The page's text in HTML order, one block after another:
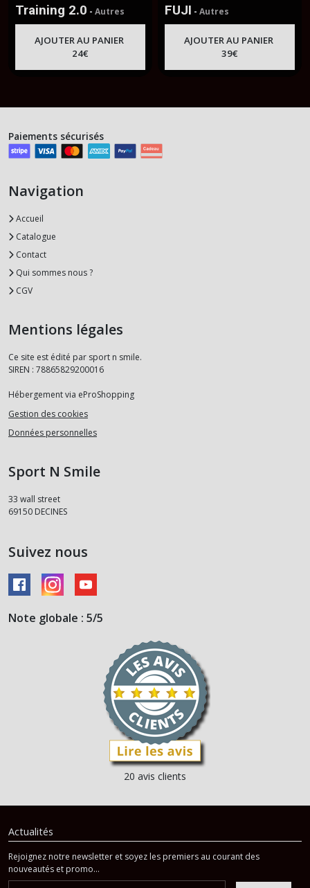
Training 2.0 - Autres
AJOUTER AU PANIER
24€
FUJI -Autres
AJOUTER AU PANIER
39€
Paiements sécurisés
Navigation
Accueil
Catalogue
Contact
Qui sommes nous ?
CGV
Mentions légales
Ce site est édité par sport n smile.
SIREN : 78865829200016
Hébergement via eProShopping
Gestion des cookies
Données personnelles
Sport N Smile
33 wall street
69150 DECINES
Suivez nous
Note globale : 5/5
20 avis clients
Actualités
Rejoignez notre newsletter et soyez les premiers au courant des
nouveautés et promo...